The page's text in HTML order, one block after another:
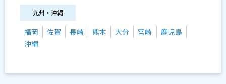
九州・沖縄
福岡 佐賀 長崎 熊本 大分 宮崎
鹿児島
沖縄